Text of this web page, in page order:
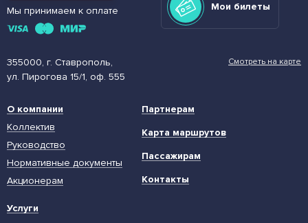
355000, г. Ставрополь,
ул. Пирогова 15/1, оф. 555
Смотреть на карте
Мы принимаем к оплате Мои билеты
О компании
Коллектив
Руководство
Нормативные документы
Акционерам
Услуги
Партнерам
Карта маршрутов
Пассажирам
Контакты